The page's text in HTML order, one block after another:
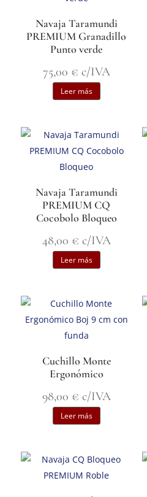
Navaja Taramundi
PREMIUM Granadillo
Punto verde
75,00 € c/IVA
Leer más
Navaja Taramundi
PREMIUM CQ
Cocobolo Bloqueo
48,00 € c/IVA
Leer más
Cuchillo Monte
Ergonómico
98,00 € c/IVA
Leer más